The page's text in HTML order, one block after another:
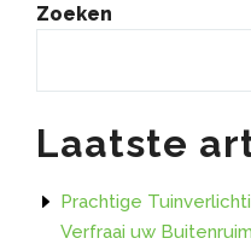
Zoeken
Laatste
Prachtige
Verfraai uw